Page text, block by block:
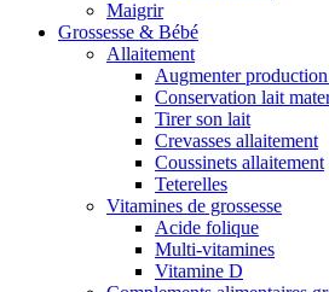
Maigrir
Grossesse & Bébé
Allaitement
Augmenter
Conservation lait
Tirer son lait
Crevasses allaitement
Coussinets allaitement
Teterelles
Vitamines de grossesse
Acide folique
Multi-vitamines
Vitamine D